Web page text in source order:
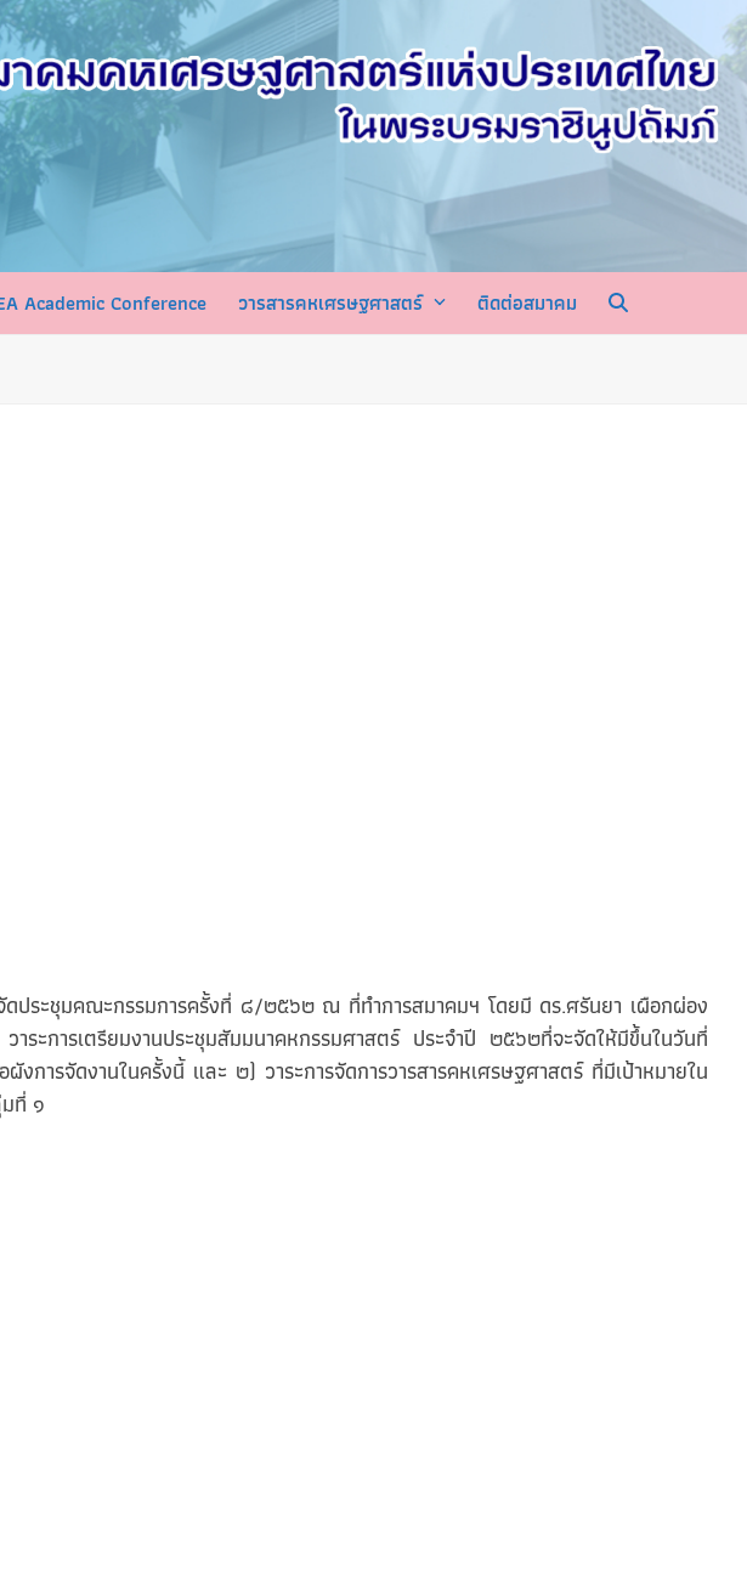
Academic Conference วารสารคหเศรษฐศาสตร์ ติดต่อสมาคม
ระชุมคณะกรรมการครั้งที่ ๘/๒๕๖๒ ณ ที่ทำการสมาคมฯ โดยมี ดร.ศรันยา เผือกผ่อง
ะการเตรียมงานประชุมสัมมนาคหกรรมศาสตร์ ประจำปี ๒๕๖๒ที่จะจัดให้มีขึ้นในวันที่
ารจัดงานในครั้งนี้ และ ๒) วาระการจัดการวารสารคหเศรษฐศาสตร์ ที่มีเป้าหมายใน
ที่ ๑